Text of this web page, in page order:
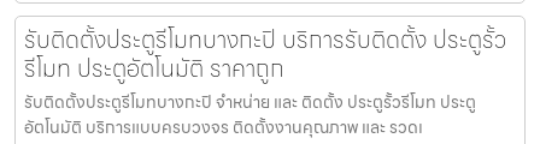
รับติดตั้งประตูรีโมทบางกะปิ บริการรับติดตั้ง ประตูรั้ว
รีโมท ประตูอัตโนมัติ ราคาถูก
รับติดตั้งประตูรีโมทบางกะปิ จำหน่าย และ ติดตั้ง ประตูรั้วรีโมท ประตู
อัตโนมัติ บริการแบบครบวงจร ติดตั้งงานคุณภาพ และ รวดเ